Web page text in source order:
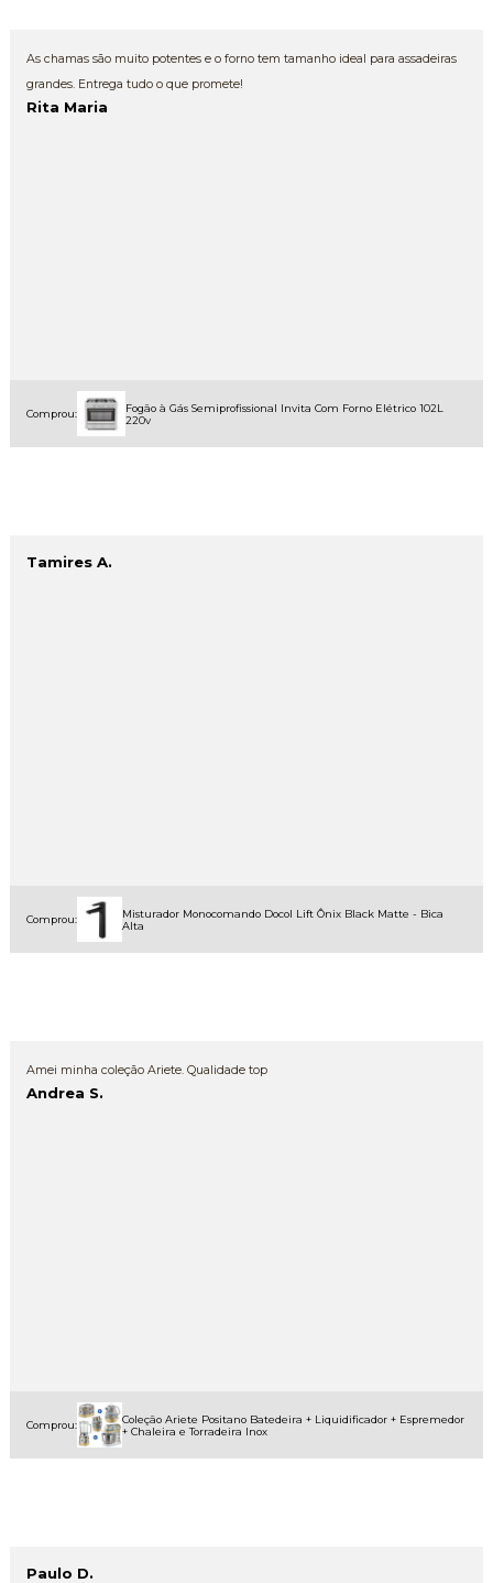
As chamas são muito potentes e o forno tem tamanho ideal para assadeiras
grandes. Entrega tudo o que promete!
Rita Maria
Comprou:
Fogão à Gás Semiprofissional Invita Com Forno Elétrico 102L
220v
Tamires A.
Comprou:
Misturador Monocomando Docol Lift Ônix Black Matte - Bica
Alta
Amei minha coleção Ariete. Qualidade top
Andrea S.
Comprou:
Coleção Ariete Positano Batedeira + Liquidificador + Espremedor
+ Chaleira e Torradeira Inox
Paulo D.